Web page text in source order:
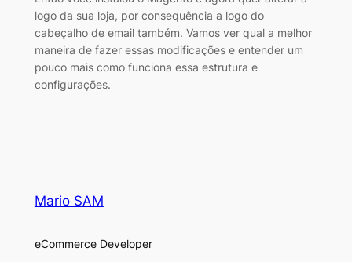
logo da sua loja, por consequência a logo do
cabeçalho de email também. Vamos ver qual a melhor
maneira de fazer essas modificações e entender um
pouco mais como funciona essa estrutura e
configurações.
Mario SAM
eCommerce Developer